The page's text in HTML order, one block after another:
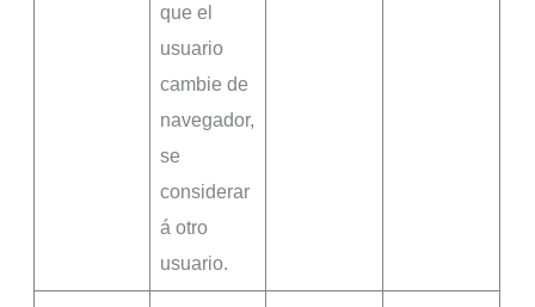
que el
usuario
cambie de
navegador,
se
considerar
á otro
usuario.